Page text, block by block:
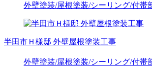
外壁塗装/屋根塗装/シーリング/付帯
半田市Ｈ様邸 外壁屋根塗装工事
外壁塗装/屋根塗装/シーリング/付帯